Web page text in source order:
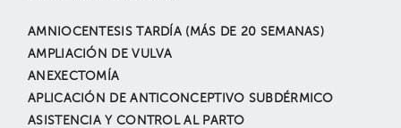
AMNIOCENTESIS TARDÍA (MÁS DE 20 SEMANAS)
AMPLIACIÓN DE VULVA
ANEXECTOMÍA
APLICACIÓN DE ANTICONCEPTIVO SUBDÉRMICO
ASISTENCIA Y CONTROL AL PARTO